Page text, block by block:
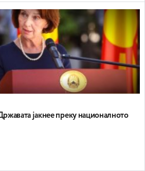
јакнее преку националното